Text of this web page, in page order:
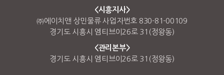
<시흥지사>
㈜에이치앤 상민물류 사업자번호 830-81-00109
경기도 시흥시 엠티브이26로 31(정왕동)
<관리본부>
경기도 시흥시 엠티브이26로 31(정왕동)